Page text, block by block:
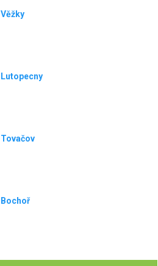
Věžky
Lutopecny
Tovačov
Bochoř